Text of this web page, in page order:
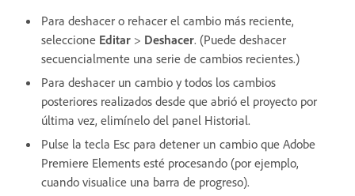
Para deshacer o rehacer el cambio más reciente,
seleccione Editar > Deshacer. (Puede deshacer
secuencialmente una serie de cambios recientes.)
Para deshacer un cambio y todos los cambios
posteriores realizados desde que abrió el proyecto por
última vez, elimínelo del panel Historial.
Pulse la tecla Esc para detener un cambio que Adobe
Premiere Elements esté procesando (por ejemplo,
cuando visualice una barra de progreso).